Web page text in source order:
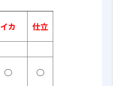
イカ 仕立
○
○